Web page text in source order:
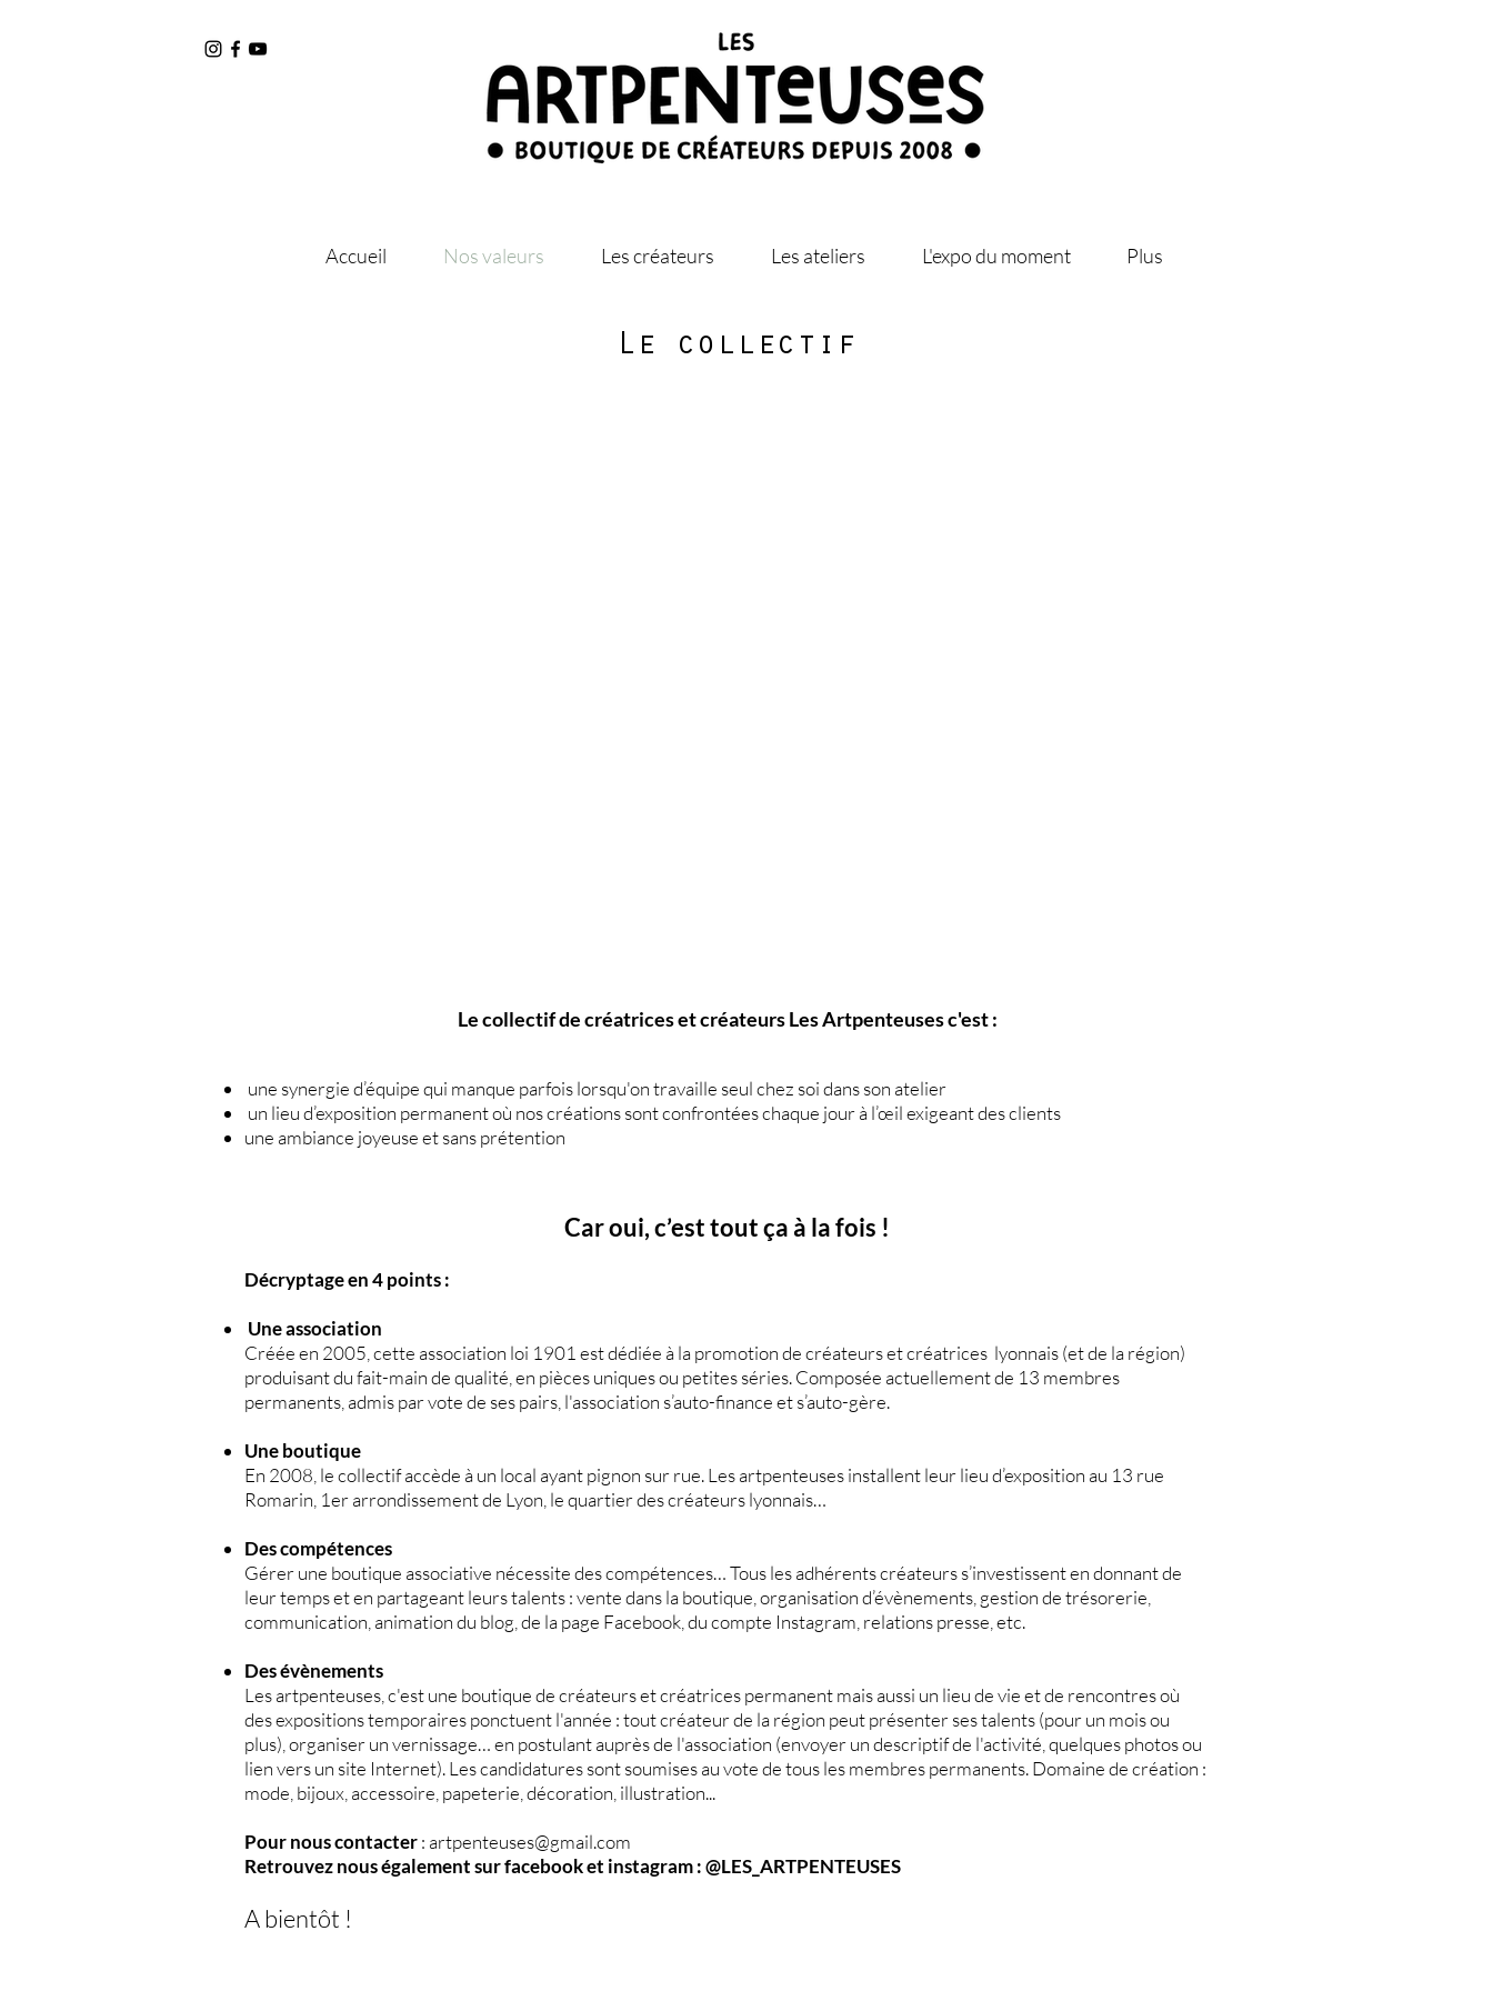
Accueil Nos valeurs Les créateurs Les ateliers L'expo du moment Plus
Le collectif de créatrices et créateurs Les Artpenteuses c'est :
une synergie d’équipe qui manque parfois lorsqu'on travaille seul chez soi dans son atelier
un lieu d’exposition permanent où nos créations sont confrontées chaque jour à l’œil exigeant des clients
une ambiance joyeuse et sans prétention
Car oui, c’est tout ça à la fois !
Décryptage en 4 points :
Une association
Créée en 2005, cette association loi 1901 est dédiée à la promotion de créateurs et créatrices lyonnais (et de la région)
produisant du fait-main de qualité, en pièces uniques ou petites séries. Composée actuellement de 13 membres
permanents, admis par vote de ses pairs, l'association s’auto-finance et s’auto-gère.
Une boutique
En 2008, le collectif accède à un local ayant pignon sur rue. Les artpenteuses installent leur lieu d’exposition au 13 rue
Romarin, 1er arrondissement de Lyon, le quartier des créateurs lyonnais…
Des compétences
Gérer une boutique associative nécessite des compétences… Tous les adhérents créateurs s’investissent en donnant de
leur temps et en partageant leurs talents : vente dans la boutique, organisation d’évènements, gestion de trésorerie,
communication, animation du blog, de la page Facebook, du compte Instagram, relations presse, etc.
Des évènements
Les artpenteuses, c'est une boutique de créateurs et créatrices permanent mais aussi un lieu de vie et de rencontres où
des expositions temporaires ponctuent l'année : tout créateur de la région peut présenter ses talents (pour un mois ou
plus), organiser un vernissage… en postulant auprès de l'association (envoyer un descriptif de l'activité, quelques photos ou
lien vers un site Internet). Les candidatures sont soumises au vote de tous les membres permanents. Domaine de création :
mode, bijoux, accessoire, papeterie, décoration, illustration...
Pour nous contacter: artpenteuses@gmail.com
Retrouvez nous également sur facebook et instagram : @LES_ARTPENTEUSES
A bientôt !
Le collectif